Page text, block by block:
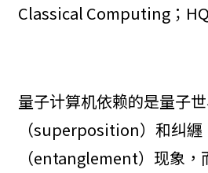
Classical Computing；
量子计算机依赖的是量子
（superposition）和纠纒
（entanglement）现象